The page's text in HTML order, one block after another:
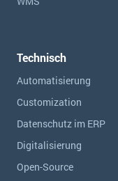
Technisch
Automatisierung
Customization
Datenschutz im ERP
Digitalisierung
Open-Source